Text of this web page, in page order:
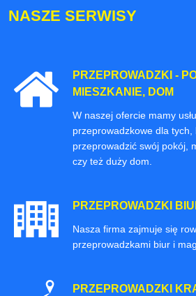
NASZE SERWISY
PRZEPROWADZKI -
MIESZKANIE, DOM
W naszej ofercie mamy
przeprowadzkowe dla tych,
przeprowadzić swój pokój,
czy też duży dom.
PRZEPROWADZKI
Nasza firma zajmuje się
przeprowadzkami biur i
PRZEPROWADZKI